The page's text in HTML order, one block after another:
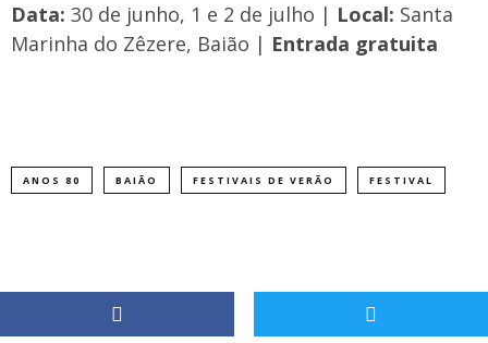
Data: 30 de junho, 1 e 2 de julho | Local: Santa
Marinha do Zêzere, Baião | Entrada gratuita
ANOS 80 BAIÃO FESTIVAIS DE VERÃO FESTIVAL